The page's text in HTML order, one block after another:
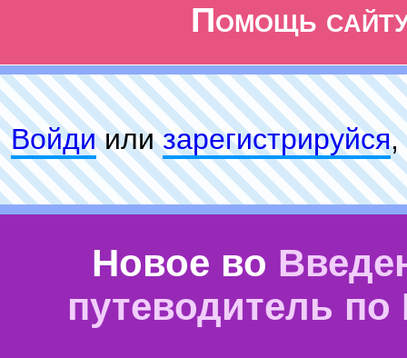
Помощь
Войдиилизарeгиcтpируйся,
Новое во
путеводитель